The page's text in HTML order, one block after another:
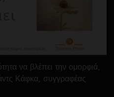
να βλέπει την ομορφιά,
Κάφκα, συγγραφέας